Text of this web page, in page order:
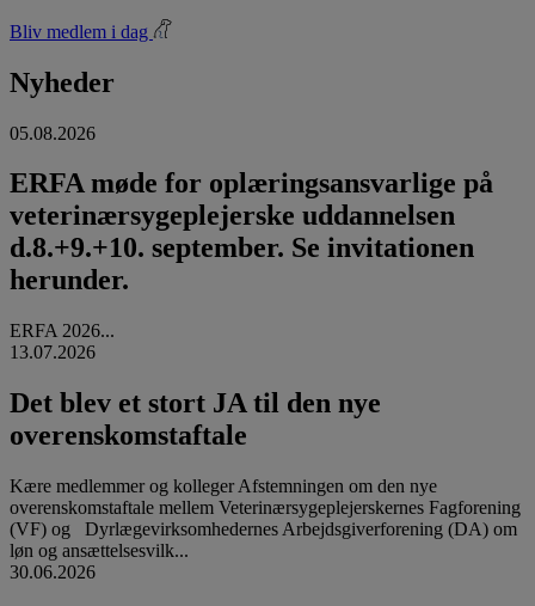
Bliv medlem i dag
Nyheder
05.08.2026
ERFA møde for oplæringsansvarlige på
veterinærsygeplejerske uddannelsen
d.8.+9.+10. september. Se invitationen
herunder.
ERFA 2026...
13.07.2026
Det blev et stort JA til den nye
overenskomstaftale
Kære medlemmer og kolleger Afstemningen om den nye
overenskomstaftale mellem Veterinærsygeplejerskernes Fagforening
(VF) og Dyrlægevirksomhedernes Arbejdsgiverforening (DA) om
løn og ansættelsesvilk...
30.06.2026